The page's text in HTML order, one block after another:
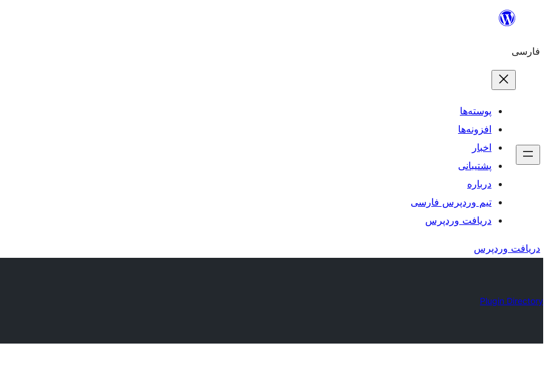
محتوا
فارسی
پوسته‌ها
افزونه‌ها
اخبار
پشتیبانی
درباره
تیم وردپرس فارسی
دریافت وردپرس
دریافت وردپرس
Plugin Directory